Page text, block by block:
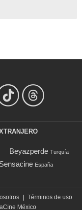
Beyazperde Turquía
Sensacine España
Términos de uso
México